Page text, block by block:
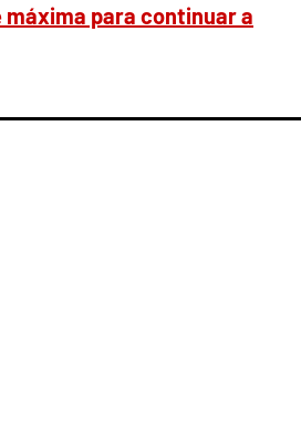
máxima para continuar a